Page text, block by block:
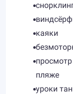
каяки
пляже
уроки